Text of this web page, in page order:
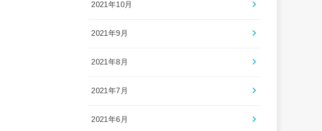
2021年10月
2021年9月
2021年8月
2021年7月
2021年6月